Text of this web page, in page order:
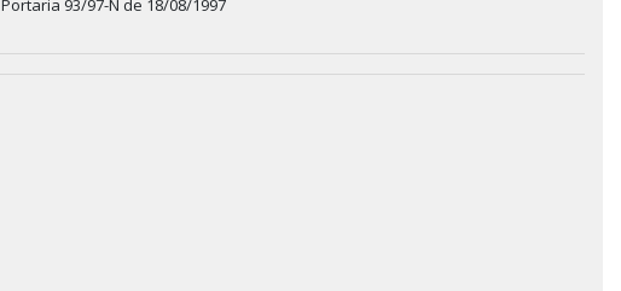
Portaria 93/97-N de 18/08/1997